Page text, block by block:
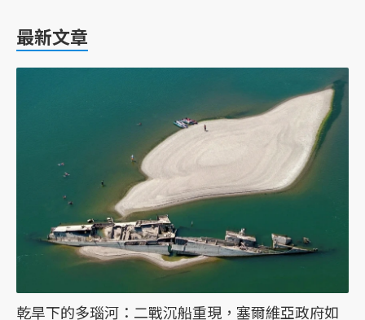
最新文章
乾旱下的多瑙河：二戰沉船重現，塞爾維亞政府如